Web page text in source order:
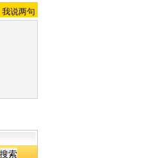
我说两句